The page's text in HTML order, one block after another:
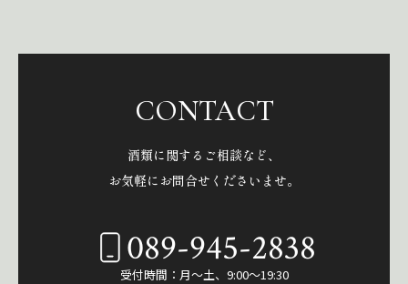
CONTACT
酒類に関するご相談など、
お気軽にお問合せくださいませ。
089-945-2838
受付時間：月～土、9:00～19:30